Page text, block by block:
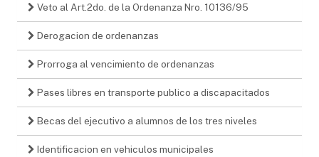
Veto al Art.2do. de la Ordenanza Nro. 10136/95
Derogacion de ordenanzas
Prorroga al vencimiento de ordenanzas
Pases libres en transporte publico a discapacitados
Becas del ejecutivo a alumnos de los tres niveles
Identificacion en vehiculos municipales